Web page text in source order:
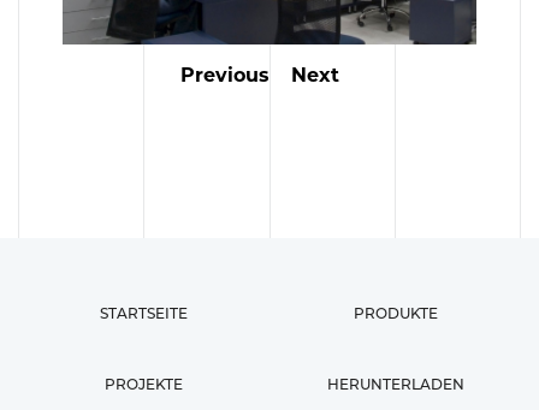
Previous Next
STARTSEITE PRODUKTE
PROJEKTE HERUNTERLADEN